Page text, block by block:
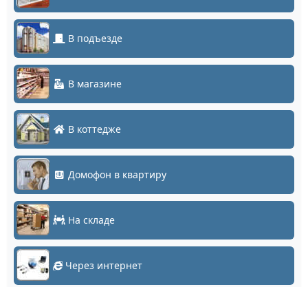
В подъезде
В магазине
В коттедже
Домофон в квартиру
На складе
Через интернет